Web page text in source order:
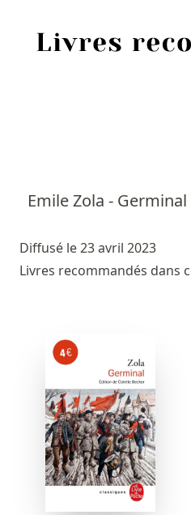
Emile Zola -
Diffusé le 23 avril 2023
Livres recommandés dans
Livres
Prix littéraires